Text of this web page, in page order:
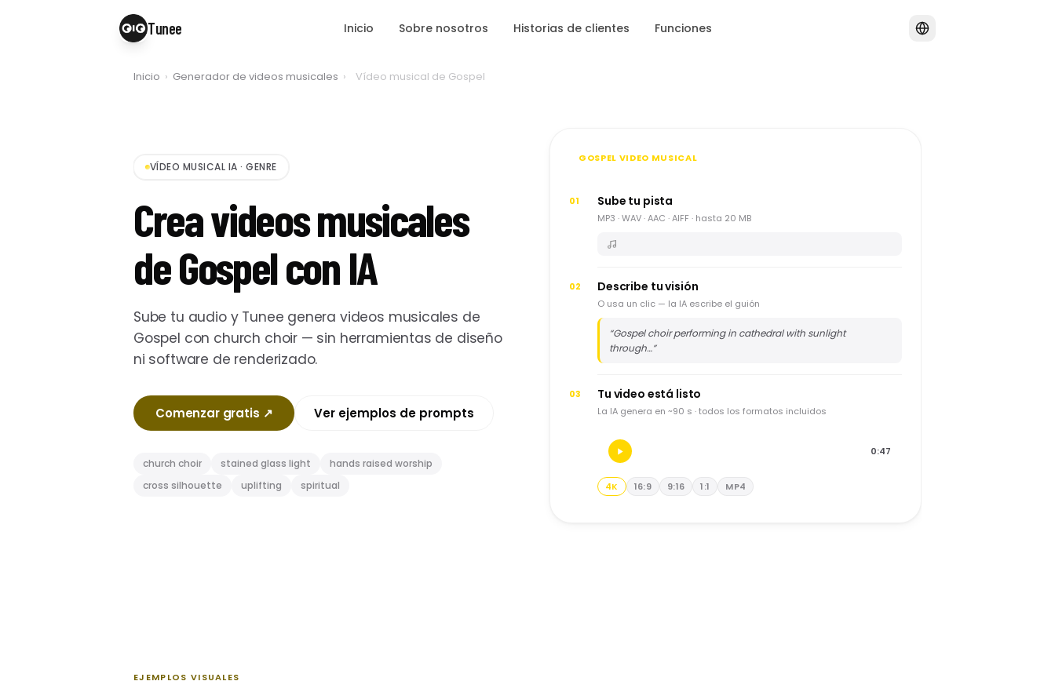
Tunee Inicio Sobre nosotros Historias de clientes Funciones
Inicio › Generador de videos musicales › Vídeo musical de Gospel
VÍDEO MUSICAL IA ·GENRE
Crea videos musicales
de Gospel con IA
Sube tu audio y Tunee genera videos musicales de
Gospel con church choir — sin herramientas de diseño
ni software de renderizado.
Comenzar gratis ↗ Ver ejemplos de prompts
church choir stained glass light
hands raised worship
cross silhouette
uplifting spiritual
GOSPEL VIDEO MUSICAL
01 Sube tu pista
MP3 · WAV · AAC · AIFF · hasta 20 MB
02 Describe tu visión
O usa un clic — la IA escribe el guión
“Gospel choir performing in cathedral with sunlight
through…”
03 Tu video está listo
La IA genera en ~90 s · todos los formatos incluidos
0:47
4K 16:9 9:16 1:1 MP4
EJEMPLOS VISUALES